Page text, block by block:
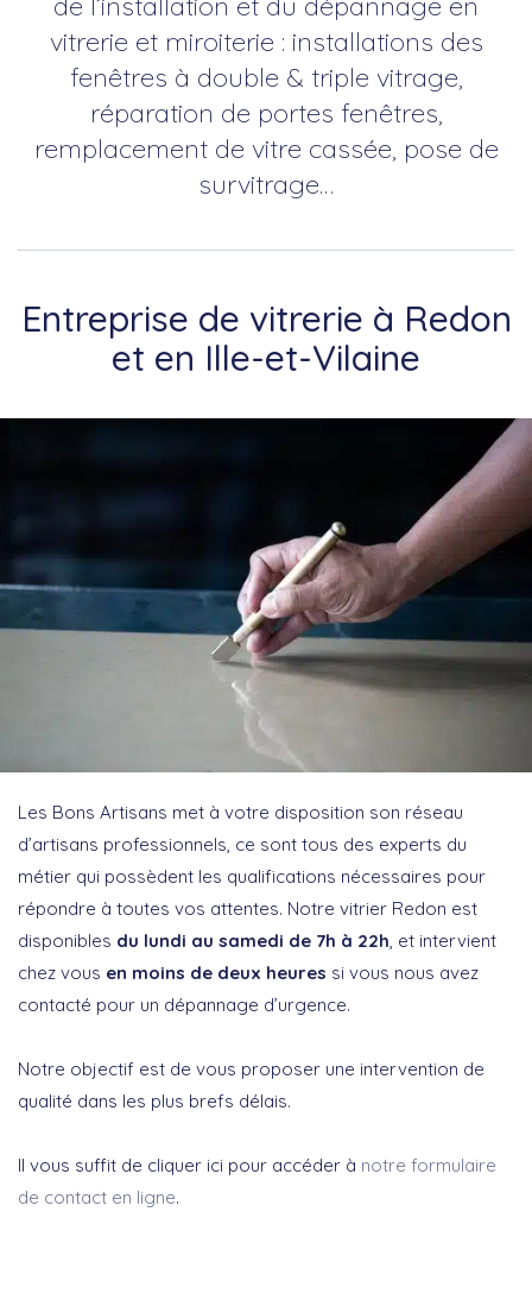
vitrerie et miroiterie : installations des
fenêtres à double & triple vitrage,
réparation de portes fenêtres,
remplacement de vitre cassée, pose de
survitrage…
Entreprise de vitrerie à Redon
et en Ille-et-Vilaine
Les Bons Artisans met à votre disposition son réseau
d’artisans professionnels, ce sont tous des experts du
métier qui possèdent les qualifications nécessaires pour
répondre à toutes vos attentes. Notre vitrier Redon est
disponibles du lundi au samedi de 7h à 22h, et intervient
chez vous en moins de deux heures si vous nous avez
contacté pour un dépannage d’urgence.
Notre objectif est de vous proposer une intervention de
qualité dans les plus brefs délais.
Il vous suffit de cliquer ici pour accéder à notre formulaire
de contact en ligne.